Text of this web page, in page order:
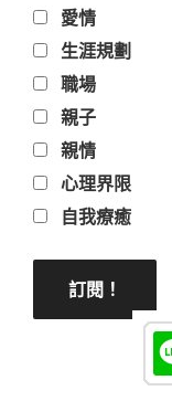
愛情
生涯規劃
職場
親子
親情
心理界限
自我療癒